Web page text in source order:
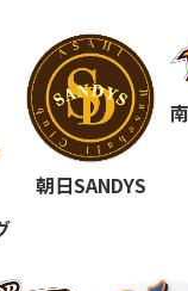
ポップアスリートカップ
ポップアスリートカップ
ポップアスリートカップ
朝日SANDYS